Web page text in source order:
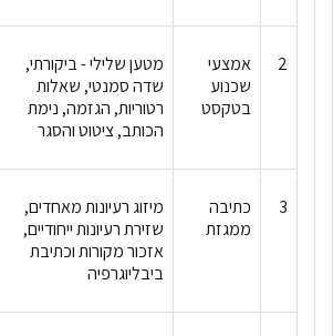
2
אמצעי
שכנוע
בטקסט
מטען שלילי - ביקורתי,
שדה סמנטי, שאלות
רטוריות, הגזמה, נימת
הכותב, ציטוט והסגר
3
כתיבה
ממגזת
מיזוג רעיונות מאחדים,
שזירת רעיונות ייחודיים,
אזכור מקורות וכתיבת
ביבליוגרפיה